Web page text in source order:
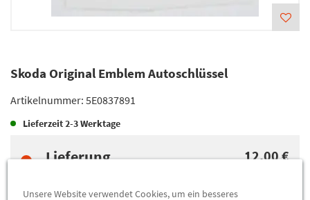
Skoda Original Emblem Autoschlüssel
Artikelnummer: 5E0837891
Lieferzeit2-3 Werktage
Lieferung
zzgl.5,49 € Versandkosten
12,00 €
Unsere Website verwendet Cookies, um ein besseres